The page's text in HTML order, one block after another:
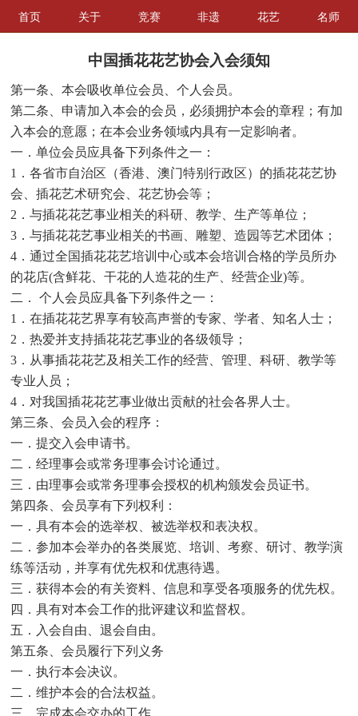
首页 关于 竞赛 非遗 花艺 名师
中国插花花艺协会入会须知
第一条、本会吸收单位会员、个人会员。
第二条、申请加入本会的会员，必须拥护本会的章程；有加
入本会的意愿；在本会业务领域内具有一定影响者。
一．单位会员应具备下列条件之一：
1．各省市自治区（香港、澳门特别行政区）的插花花艺协
会、插花艺术研究会、花艺协会等；
2．与插花花艺事业相关的科研、教学、生产等单位；
3．与插花花艺事业相关的书画、雕塑、造园等艺术团体；
4．通过全国插花花艺培训中心或本会培训合格的学员所办
的花店(含鲜花、干花的人造花的生产、经营企业)等。
二． 个人会员应具备下列条件之一：
1．在插花花艺界享有较高声誉的专家、学者、知名人士；
2．热爱并支持插花花艺事业的各级领导；
3．从事插花花艺及相关工作的经营、管理、科研、教学等
专业人员；
4．对我国插花花艺事业做出贡献的社会各界人士。
第三条、会员入会的程序：
一．提交入会申请书。
二．经理事会或常务理事会讨论通过。
三．由理事会或常务理事会授权的机构颁发会员证书。
第四条、会员享有下列权利：
一．具有本会的选举权、被选举权和表决权。
二．参加本会举办的各类展览、培训、考察、研讨、教学演
练等活动，并享有优先权和优惠待遇。
三．获得本会的有关资料、信息和享受各项服务的优先权。
四．具有对本会工作的批评建议和监督权。
五．入会自由、退会自由。
第五条、会员履行下列义务
一．执行本会决议。
二．维护本会的合法权益。
三．完成本会交办的工作。